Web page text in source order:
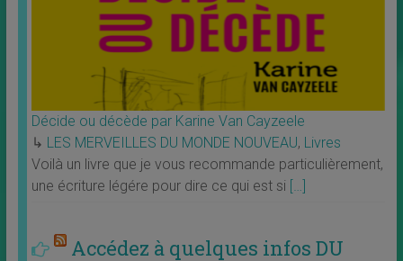
Décide ou décède par Karine Van Cayzeele
↳ LES MERVEILLES DU MONDE NOUVEAU, Livres
Voilà un livre que je vous recommande particulièrement,
une écriture légére pour dire ce qui est si […]
Accédez à quelques infos DU